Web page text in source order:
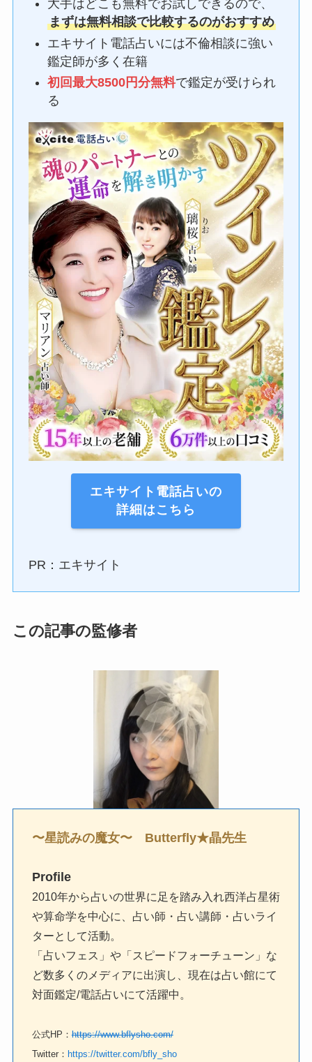
大手はどこも無料でお試しできるので、
まずは無料相談で比較するのがおすすめ
エキサイト電話占いには不倫相談に強い
鑑定師が多く在籍
初回最大8500円分無料で鑑定が受けられ
る
エキサイト電話占いの
詳細はこちら
PR：エキサイト
この記事の監修者
〜星読みの魔女〜 Butterfly★晶先生
Profile
2010年から占いの世界に足を踏み入れ西洋占星術
や算命学を中心に、占い師・占い講師・占いライ
ターとして活動。
「占いフェス」や「スピードフォーチューン」な
ど数多くのメディアに出演し、現在は占い館にて
対面鑑定/電話占いにて活躍中。
公式HP：https://www.bflysho.com/
Twitter： https://twitter.com/bfly_sho